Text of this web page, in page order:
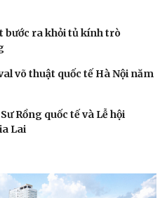
Podcast
Cửa sổ tình yêu
Kể chuyện cho bé
bước ra khỏi tủ kính trò
võ thuật quốc tế Hà Nội năm
Rồng quốc tế và Lễ hội
Lai